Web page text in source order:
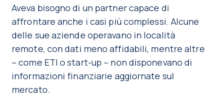
Aveva bisogno di un partner capace di
affrontare anche i casi più complessi. Alcune
delle sue aziende operavano in località
remote, con dati meno affidabili, mentre altre
– come ETI o start-up – non disponevano di
informazioni finanziarie aggiornate sul
mercato.